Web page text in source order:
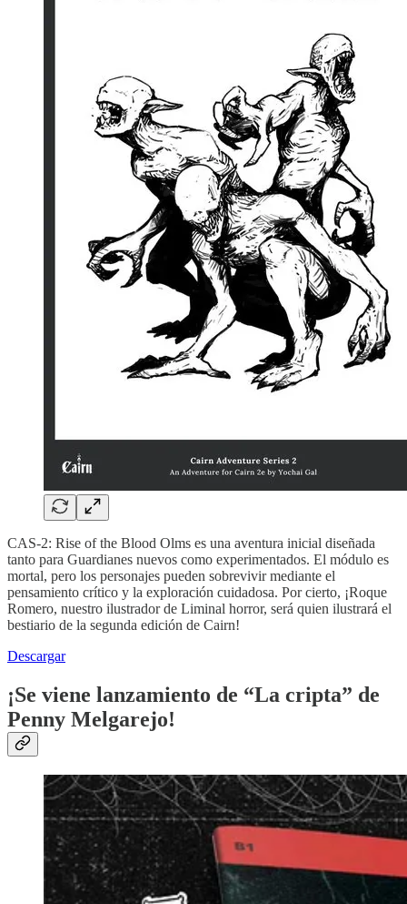
CAS-2: Rise of the Blood Olms es una aventura inicial diseñada
tanto para Guardianes nuevos como experimentados. El módulo es
mortal, pero los personajes pueden sobrevivir mediante el
pensamiento crítico y la exploración cuidadosa. Por cierto, ¡Roque
Romero, nuestro ilustrador de Liminal horror, será quien ilustrará el
bestiario de la segunda edición de Cairn!
Descargar
¡Se viene lanzamiento de “La cripta” de
Penny Melgarejo!